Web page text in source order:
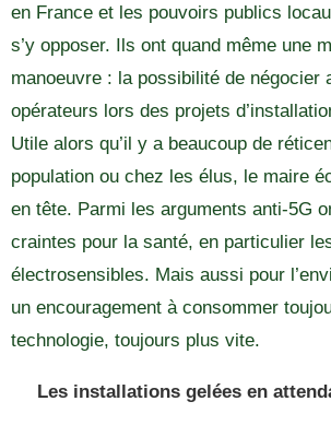
en France et les pouvoirs publics
s’y opposer. Ils ont quand même une
manoeuvre : la possibilité de négocier
opérateurs lors des projets
Utile alors qu’il y a beaucoup de
population ou chez les élus, le maire
en tête. Parmi les arguments anti-5G
craintes pour la santé, en particulier
électrosensibles. Mais aussi pour
un encouragement à consommer
technologie, toujours plus vite.
Les installations gelées en